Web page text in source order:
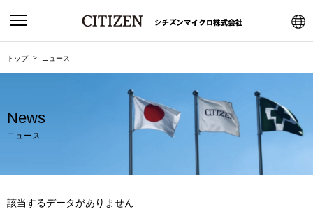
トップ ニュース
News
ニュース
該当するデータがありません